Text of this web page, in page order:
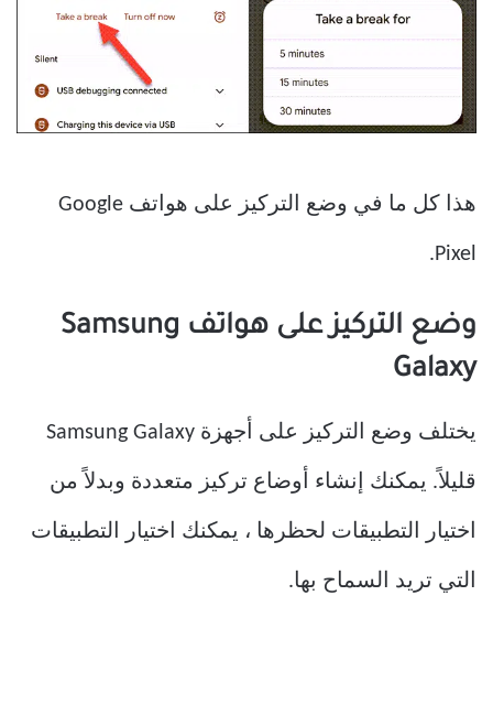
هذا كل ما في وضع التركيز على هواتف Google
Pixel.
وضع التركيز على هواتف Samsung
Galaxy
يختلف وضع التركيز على أجهزة Samsung Galaxy
قليلاً. يمكنك إنشاء أوضاع تركيز متعددة وبدلاً من
اختيار التطبيقات لحظرها ، يمكنك اختيار التطبيقات
التي تريد السماح بها.